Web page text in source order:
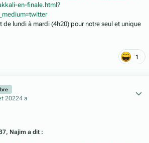
en-finale.html?
de lundi à mardi (4h20) pour notre seul et unique
1
20224 a
Najim a dit :